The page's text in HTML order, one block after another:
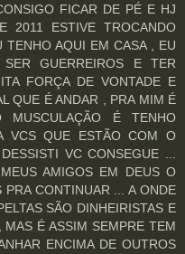
FICAR DE PÉ E HJ
2011 ESTIVE TROCANDO
TENHO AQUI EM CASA , EU
GUERREIROS E TER
FORÇA DE VONTADE E
QUE É ANDAR , PRA MIM É
É TENHO
VCS QUE ESTÃO COM O
VC CONSEGUE ...
AMIGOS EM DEUS O
CONTINUAR ... A ONDE
SÃO DINHEIRISTAS E
É ASSIM SEMPRE TEM
ENCIMA DE OUTROS